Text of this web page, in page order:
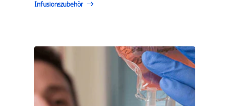
Infusionszubehör